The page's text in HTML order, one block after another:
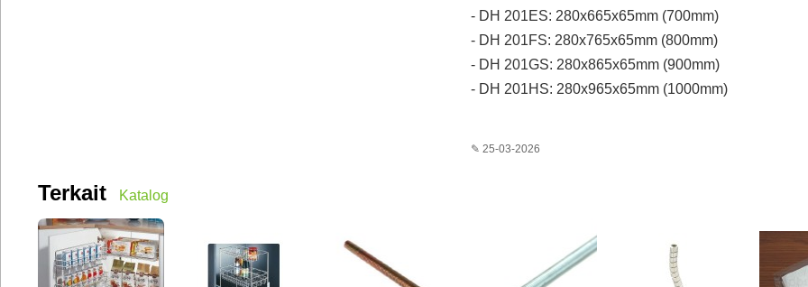
- DH 201ES: 280x665x65mm (700mm)
- DH 201FS: 280x765x65mm (800mm)
- DH 201GS: 280x865x65mm (900mm)
- DH 201HS: 280x965x65mm (1000mm)
✎ 25-03-2026
Terkait Katalog